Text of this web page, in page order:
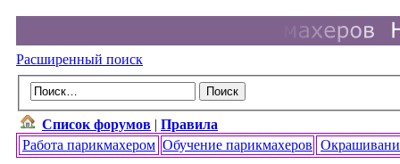
Расширенный поиск
Список форумов | Правила
Работа парикмахером Обучение парикмахеров